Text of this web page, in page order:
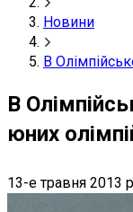
Новини
В
В
юних
13-е травня 2013